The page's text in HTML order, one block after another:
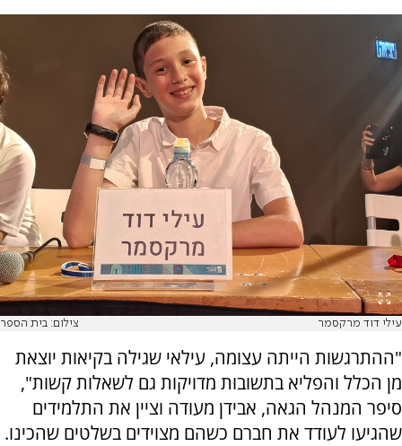
עילי דוד מרקסמר צילום: בית הספר
"ההתרגשות הייתה עצומה, עילאי שגילה בקיאות יוצאת
מן הכלל והפליא בתשובות מדויקות גם לשאלות קשות",
סיפר המנהל הגאה, אבידן מעודה וציין את התלמידים
שהגיעו לעודד את חברם כשהם מצוידים בשלטים שהכינו.